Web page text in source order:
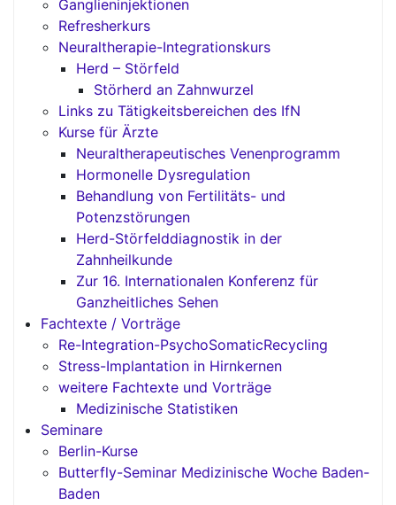
Ganglieninjektionen
Refresherkurs
Neuraltherapie-Integrationskurs
Herd – Störfeld
Störherd an Zahnwurzel
Links zu Tätigkeitsbereichen des IfN
Kurse für Ärzte
Neuraltherapeutisches Venenprogramm
Hormonelle Dysregulation
Behandlung von Fertilitäts- und
Potenzstörungen
Herd-Störfelddiagnostik in der
Zahnheilkunde
Zur 16. Internationalen Konferenz für
Ganzheitliches Sehen
Fachtexte / Vorträge
Re-Integration-PsychoSomaticRecycling
Stress-Implantation in Hirnkernen
weitere Fachtexte und Vorträge
Medizinische Statistiken
Seminare
Berlin-Kurse
Butterfly-Seminar Medizinische Woche Baden-
Baden